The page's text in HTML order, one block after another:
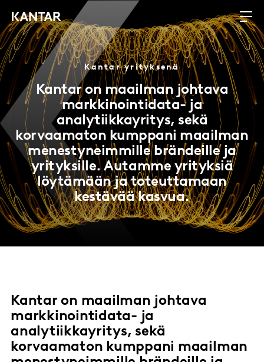
Kantar yrityksenä
Kantar on maailman johtava
markkinointidata- ja
analytiikkayritys, sekä
korvaamaton kumppani maailman
menestyneimmille brändeille ja
yrityksille. Autamme yrityksiä
löytämään ja toteuttamaan
kestävää kasvua.
Kantar on maailman johtava
markkinointidata- ja
analytiikkayritys, sekä
korvaamaton kumppani maailman